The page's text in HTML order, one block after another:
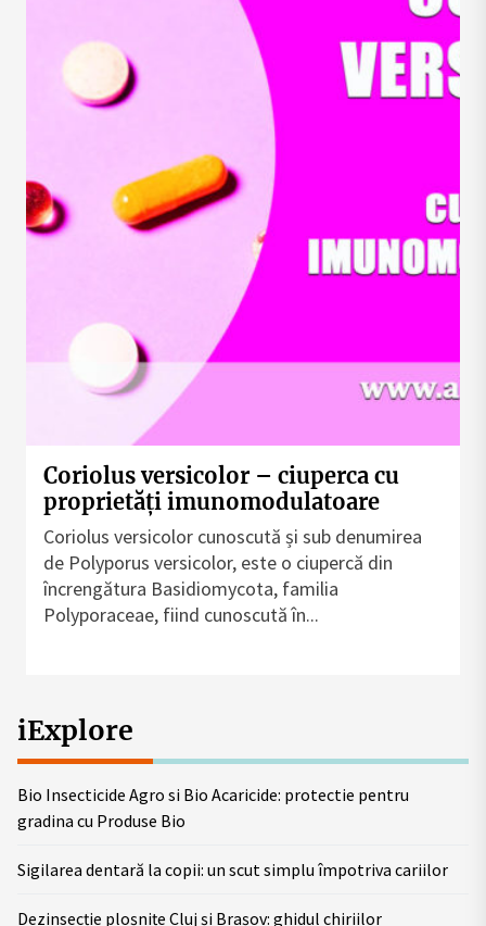
Coriolus versicolor – ciuperca cu
proprietăți imunomodulatoare
Coriolus versicolor cunoscută și sub denumirea
de Polyporus versicolor, este o ciupercă din
încrengătura Basidiomycota, familia
Polyporaceae, fiind cunoscută în...
iExplore
Bio Insecticide Agro si Bio Acaricide: protectie pentru
gradina cu Produse Bio
Sigilarea dentară la copii: un scut simplu împotriva cariilor
Dezinsecție ploșnițe Cluj și Brașov: ghidul chiriilor